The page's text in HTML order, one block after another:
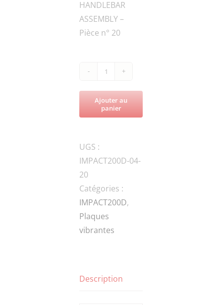
HANDLEBAR
ASSEMBLY –
Pièce n° 20
quantité
de
IMPACT200D-
400-
Hook
Ajouter au
panier
UGS :
IMPACT200D-04-
20
Catégories :
IMPACT200D,
Plaques
vibrantes
Description